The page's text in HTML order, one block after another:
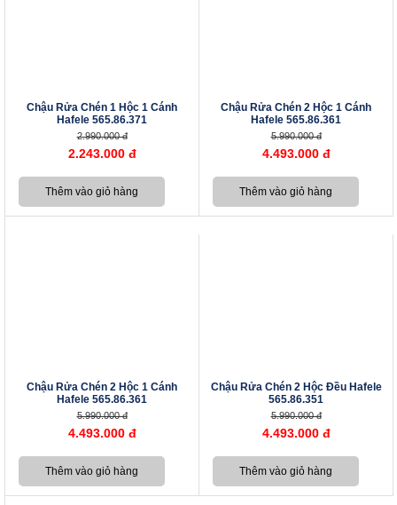
Chậu Rửa Chén 1 Hộc 1 Cánh
Hafele 565.86.371
2.990.000 đ
2.243.000 đ
Chậu Rửa Chén 2 Hộc 1 Cánh
Hafele 565.86.361
5.990.000 đ
4.493.000 đ
Chậu Rửa Chén 2 Hộc 1 Cánh
Hafele 565.86.361
5.990.000 đ
4.493.000 đ
Chậu Rửa Chén 2 Hộc Đều Hafele
565.86.351
5.990.000 đ
4.493.000 đ